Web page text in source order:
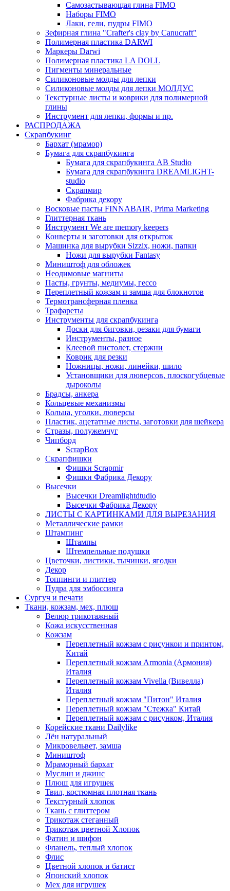
Самозастывающая глина FIMO
Наборы FIMO
Лаки, гели, пудры FIMO
Зефирная глина "Crafter's clay by Canucraft"
Полимерная пластика DARWI
Маркеры Darwi
Полимерная пластика LA DOLL
Пигменты минеральные
Силиконовые молды для лепки
Силиконовые молды для лепки МОЛДУС
Текстурные листы и коврики для полимерной
глины
Инструмент для лепки, формы и пр.
РАСПРОДАЖА
Скрапбукинг
Бархат (мрамор)
Бумага для скрапбукинга
Бумага для скрапбукинга AB Studio
Бумага для скрапбукинга DREAMLIGHT-
studio
Скрапмир
Фабрика декору
Восковые пасты FINNABAIR, Prima Marketing
Глиттерная ткань
Инструмент We are memory keepers
Конверты и заготовки для открыток
Машинка для вырубки Sizzix, ножи, папки
Ножи для вырубки Fantasy
Миништоф для обложек
Неодимовые магниты
Пасты, грунты, медиумы, гессо
Переплетный кожзам и замша для блокнотов
Термотрансферная пленка
Трафареты
Инструменты для скрапбукинга
Доски для биговки, резаки для бумаги
Инструменты, разное
Клеевой пистолет, стержни
Коврик для резки
Ножницы, ножи, линейки, шило
Установщики для люверсов, плоскогубцевые
дыроколы
Брадсы, анкера
Кольцевые механизмы
Кольца, уголки, люверсы
Пластик, ацетатные листы, заготовки для шейкера
Стразы, полужемчуг
Чипборд
ScrapBox
Скрапфишки
Фишки Scrapmir
Фишки Фабрика Декору
Высечки
Высечки Dreamlightdtudio
Высечки Фабрика Декору
ЛИСТЫ С КАРТИНКАМИ ДЛЯ ВЫРЕЗАНИЯ
Металлические рамки
Штампинг
Штампы
Штемпельные подушки
Цветочки, листики, тычинки, ягодки
Декор
Топпинги и глиттер
Пудра для эмбоссинга
Сургуч и печати
Ткани, кожзам, мех, плюш
Велюр трикотажный
Кожа искусственная
Кожзам
Переплетный кожзам с рисункои и принтом,
Китай
Переплетный кожзам Armonia (Армония)
Италия
Переплетный кожзам Vivella (Вивелла)
Италия
Переплетный кожзам "Питон" Италия
Переплетный кожзам "Стежка" Китай
Переплетный кожзам с рисунком, Италия
Корейские ткани Dailylike
Лён натуральный
Микровельвет, замша
Миништоф
Мраморный бархат
Муслин и джинс
Плюш для игрушек
Твил, костюмная плотная ткань
Текстурный хлопок
Ткань с глиттером
Трикотаж стеганный
Трикотаж цветной Хлопок
Фатин и шифон
Фланель, теплый хлопок
Флис
Цветной хлопок и батист
Японский хлопок
Мех для игрушек